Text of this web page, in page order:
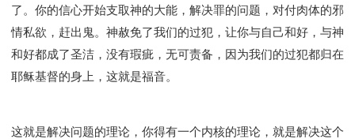
了。你的信心开始支取神的大能，解决罪的问题，对付肉体的邪
情私欲，赶出鬼。神赦免了我们的过犯，让你与自己和好，与神
和好都成了圣洁，没有瑕疵，无可责备，因为我们的过犯都归在
耶稣基督的身上，这就是福音。
这就是解决问题的理论，你得有一个内核的理论，就是解决这个